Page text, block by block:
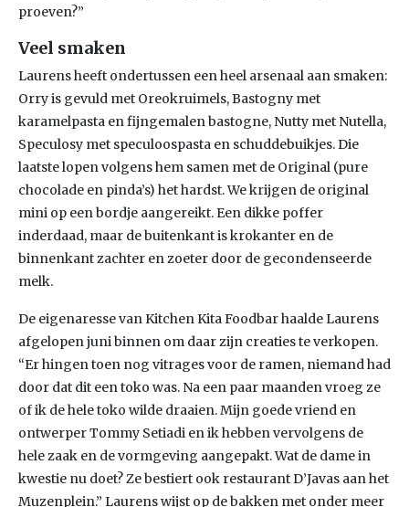
proeven?”
Veel smaken
Laurens heeft ondertussen een heel arsenaal aan smaken:
Orry is gevuld met Oreokruimels, Bastogny met
karamelpasta en fijngemalen bastogne, Nutty met Nutella,
Speculosy met speculoospasta en schuddebuikjes. Die
laatste lopen volgens hem samen met de Original (pure
chocolade en pinda’s) het hardst. We krijgen de original
mini op een bordje aangereikt. Een dikke poffer
inderdaad, maar de buitenkant is krokanter en de
binnenkant zachter en zoeter door de gecondenseerde
melk.
De eigenaresse van Kitchen Kita Foodbar haalde Laurens
afgelopen juni binnen om daar zijn creaties te verkopen.
“Er hingen toen nog vitrages voor de ramen, niemand had
door dat dit een toko was. Na een paar maanden vroeg ze
of ik de hele toko wilde draaien. Mijn goede vriend en
ontwerper Tommy Setiadi en ik hebben vervolgens de
hele zaak en de vormgeving aangepakt. Wat de dame in
kwestie nu doet? Ze bestiert ook restaurant D’Javas aan het
Muzenplein.” Laurens wijst op de bakken met onder meer